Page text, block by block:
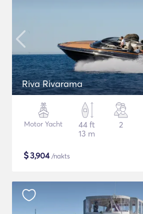
Riva Rivarama
Motor Yacht
44 ft
13 m
2
$3,904/nakts